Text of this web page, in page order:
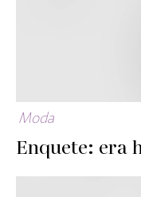
Moda
Enquete: era